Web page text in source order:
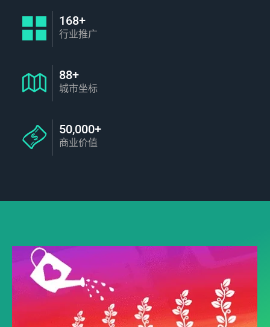
168+
行业推广
88+
城市坐标
50,000+
商业价值